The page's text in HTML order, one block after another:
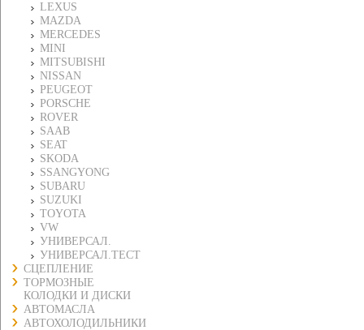
LEXUS
MAZDA
MERCEDES
MINI
MITSUBISHI
NISSAN
PEUGEOT
PORSCHE
ROVER
SAAB
SEAT
SKODA
SSANGYONG
SUBARU
SUZUKI
TOYOTA
VW
УНИВЕРСАЛ.
УНИВЕРСАЛ.ТЕСТ
СЦЕПЛЕНИЕ
ТОРМОЗНЫЕ
КОЛОДКИ И ДИСКИ
АВТОМАСЛА
АВТОХОЛОДИЛЬНИКИ